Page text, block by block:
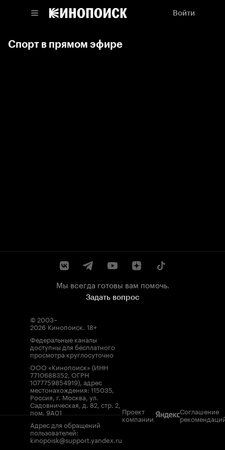
Войти
Спорт в прямом эфире
Мы всегда готовы вам помочь.
Задать вопрос
© 2003–
2026 Кинопоиск. 18+
Федеральные каналы
доступны для бесплатного
просмотра круглосуточно
ООО «Кинопоиск» (ИНН
7710688352, ОГРН
1077759854919), адрес
местонахождения: 115035,
Россия, г. Москва, ул.
Садовническая, д. 82, стр. 2,
пом. 9А01
Адрес для обращений
пользователей:
kinopoisk@support.yandex.ru
Проект
компании
Соглашение